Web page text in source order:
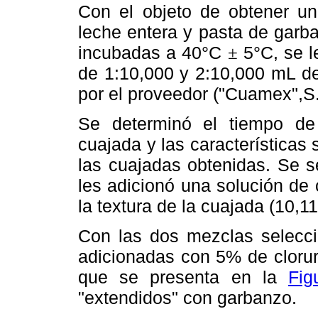
Con el objeto de obtener
leche entera y pasta de
incubadas a 40°C ± 5°C, se
de 1:10,000 y 2:10,000 mL
por el proveedor
Se determinó el tiempo
cuajada y las características
las cuajadas obtenidas. Se
les adicionó una solución
la textura de la cuajada
Con las dos mezclas
adicionadas con 5% de
que se presenta en la
"extendidos" con garbanzo.